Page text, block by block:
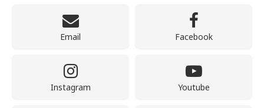
Facebook
Email
Youtube
Instagram